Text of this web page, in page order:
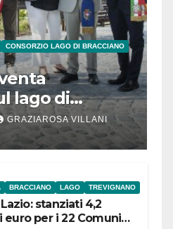
CONSORZIO LAGO DI BRACCIANO
lago di
GRAZIAROSA VILLANI
BRACCIANO LAGO TREVIGNANO
stanziati 4,2
euro per i 22 Comuni